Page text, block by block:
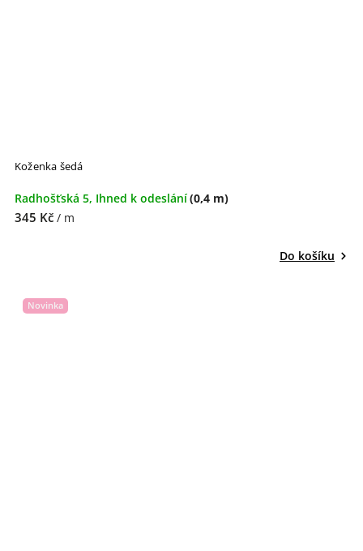
Koženka šedá
Radhošťská 5, Ihned k odeslání(0,4 m)
345 Kč / m
Do košíku
Novinka